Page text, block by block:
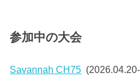
参加中の大会
Savannah CH75